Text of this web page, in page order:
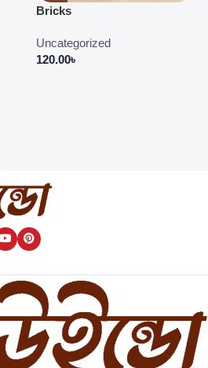
Bricks
Uncategorized
120.00৳